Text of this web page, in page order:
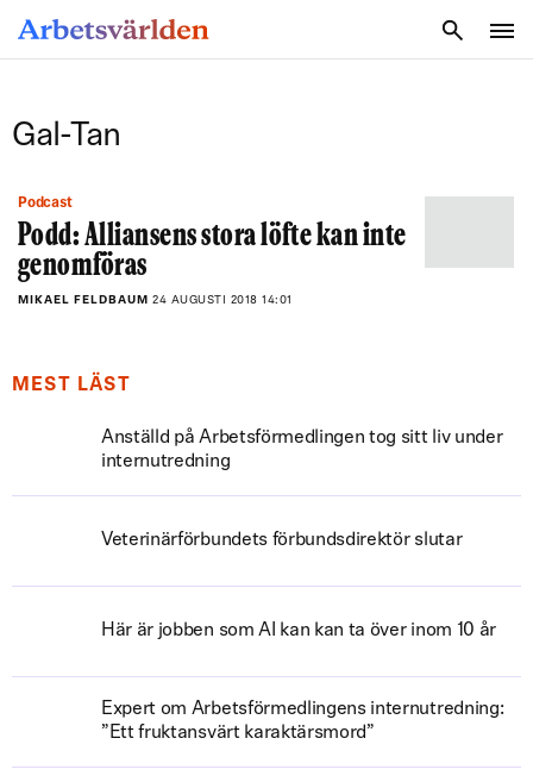
Gal-Tan
Podcast
Podd: Alliansens stora löfte kan inte
genomföras
MIKAEL FELDBAUM 24 AUGUSTI 2018 14:01
MEST LÄST
Anställd på Arbetsförmedlingen tog sitt liv under
internutredning
Veterinärförbundets förbundsdirektör slutar
Här är jobben som AI kan kan ta över inom 10 år
Expert om Arbetsförmedlingens internutredning:
”Ett fruktansvärt karaktärsmord”